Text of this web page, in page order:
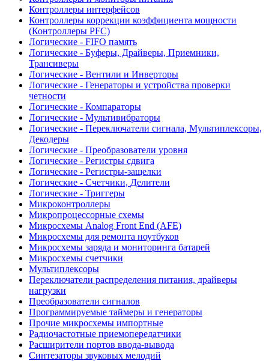
Контроллеры интерфейсов
Контроллеры коррекции коэффициента мощности
(Контроллеры PFC)
Логические - FIFO память
Логические - Буферы, Драйверы, Приемники,
Трансиверы
Логические - Вентили и Инверторы
Логические - Генераторы и устройства проверки
четности
Логические - Компараторы
Логические - Мультивибраторы
Логические - Переключатели сигнала, Мультиплексоры,
Декодеры
Логические - Преобразователи уровня
Логические - Регистры сдвига
Логические - Регистры-защелки
Логические - Счетчики, Делители
Логические - Триггеры
Микроконтроллеры
Микропроцессорные схемы
Микросхемы Analog Front End (AFE)
Микросхемы для ремонта ноутбуков
Микросхемы заряда и мониторинга батарей
Микросхемы счетчики
Мультиплексоры
Переключатели распределения питания, драйверы
нагрузки
Преобразователи сигналов
Программируемые таймеры и генераторы
Прочие микросхемы импортные
Радиочастотные приемопередатчики
Расширители портов ввода-вывода
Синтезаторы звуковых мелодий